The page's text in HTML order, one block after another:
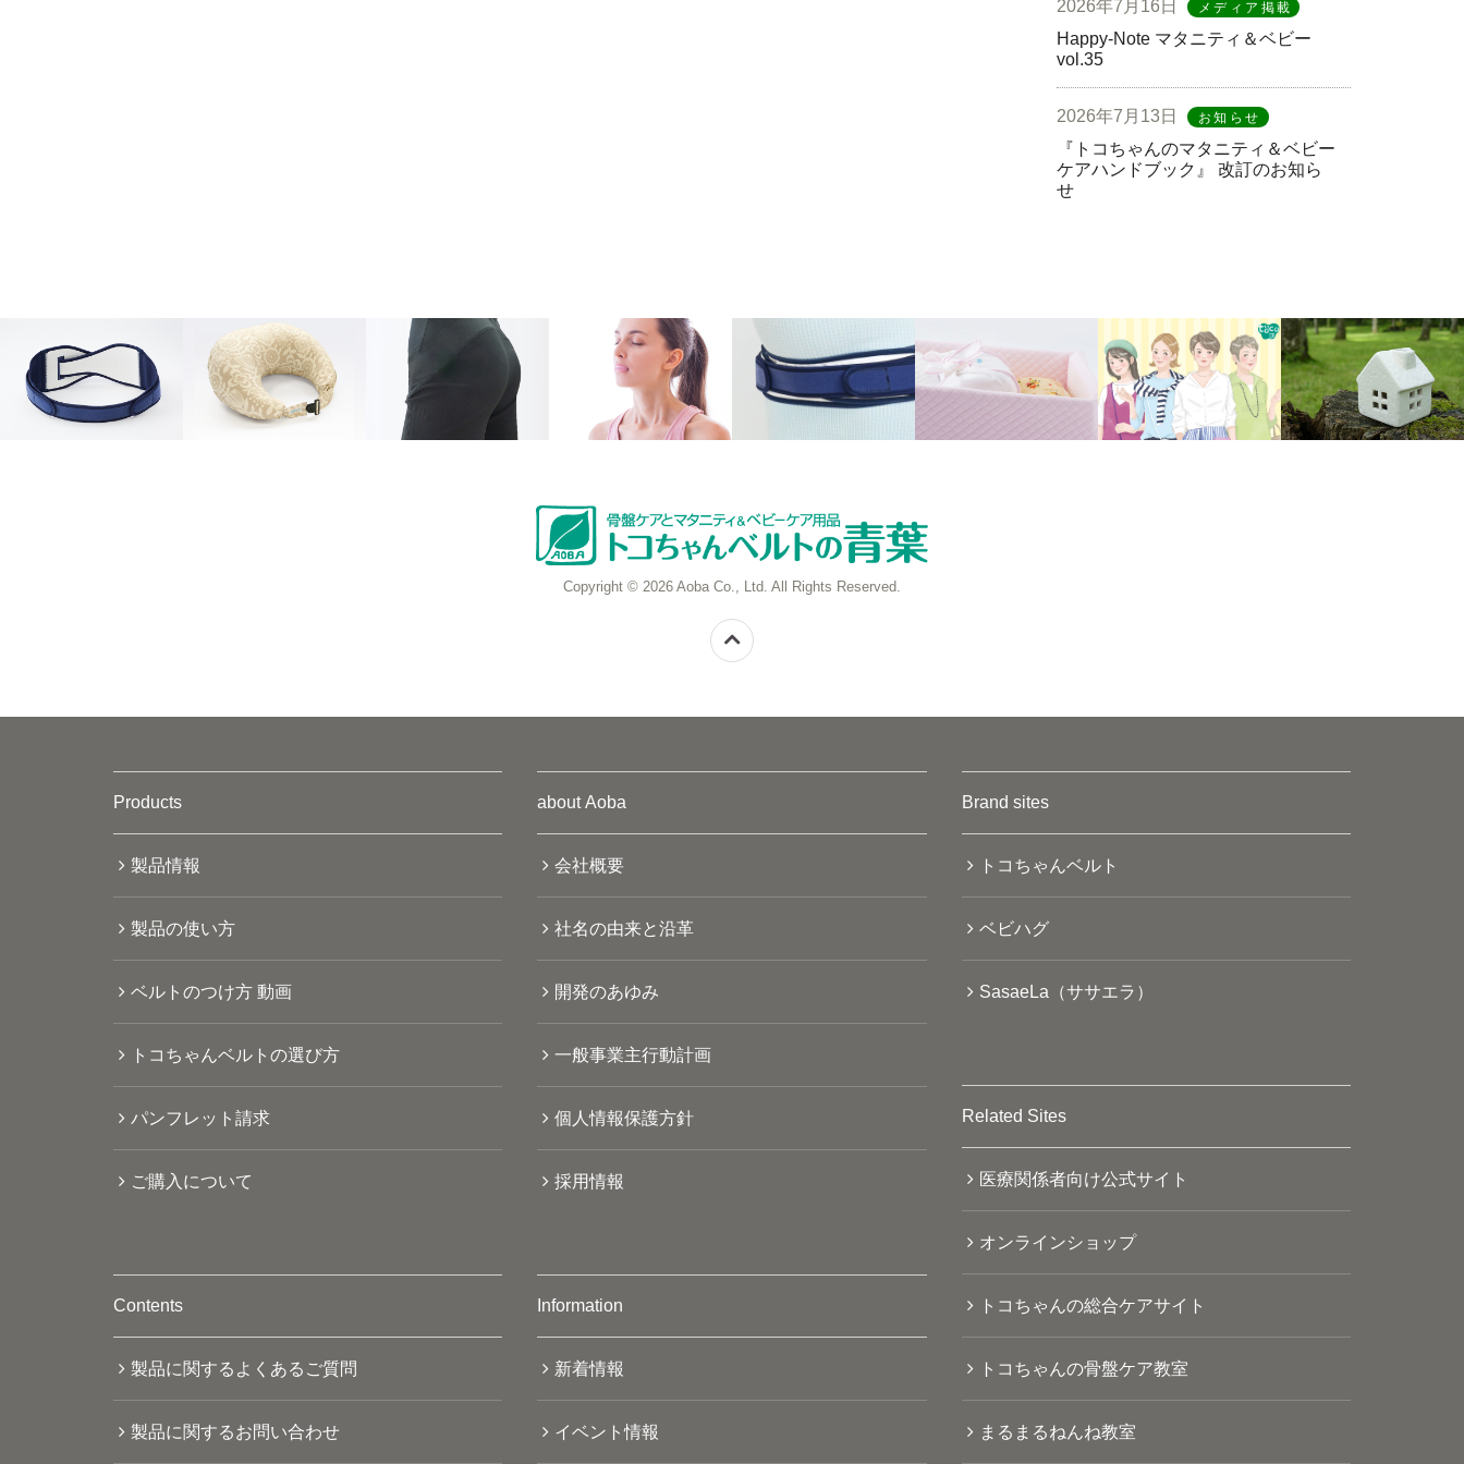
2026年7月16日 メディア掲載
Happy-Note マタニティ＆ベビー
vol.35
2026年7月13日 お知らせ
『トコちゃんのマタニティ＆ベビー
ケアハンドブック』 改訂のお知ら
せ
Copyright © 2026 Aoba Co., Ltd. All Rights Reserved.
Products
製品情報
製品の使い方
ベルトのつけ方 動画
トコちゃんベルトの選び方
パンフレット請求
ご購入について
Contents
製品に関するよくあるご質問
製品に関するお問い合わせ
about Aoba
会社概要
社名の由来と沿革
開発のあゆみ
一般事業主行動計画
個人情報保護方針
採用情報
Information
新着情報
イベント情報
Brand sites
トコちゃんベルト
ベビハグ
SasaeLa（ササエラ）
Related Sites
医療関係者向け公式サイト
オンラインショップ
トコちゃんの総合ケアサイト
トコちゃんの骨盤ケア教室
まるまるねんね教室